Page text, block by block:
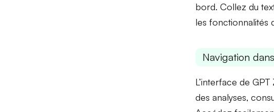
bord. Collez du
les fonctionnalités
Navigation
L’interface de
des analyses,